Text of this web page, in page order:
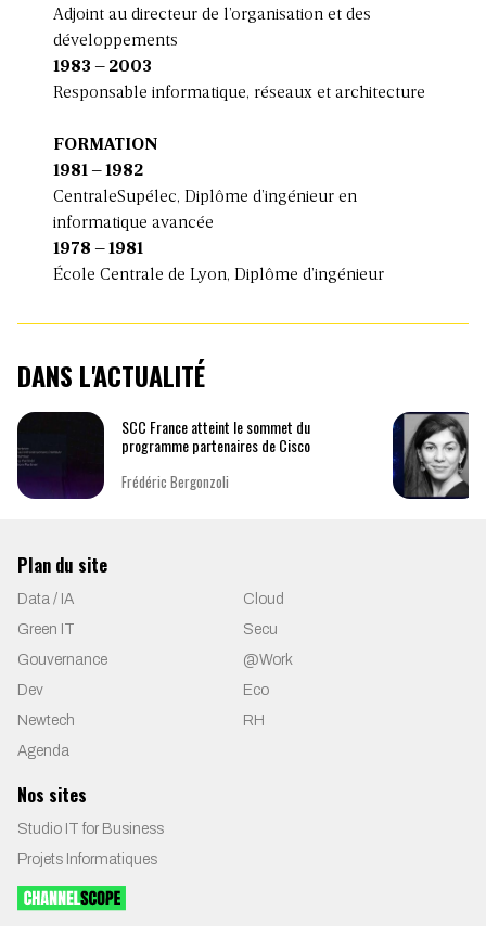
Adjoint au directeur de l’organisation et des
développements
1983 – 2003
Responsable informatique, réseaux et architecture
FORMATION
1981 – 1982
CentraleSupélec, Diplôme d’ingénieur en
informatique avancée
1978 – 1981
École Centrale de Lyon, Diplôme d’ingénieur
DANS L'ACTUALITÉ
SCC France atteint le sommet du
programme partenaires de Cisco
Frédéric Bergonzoli
Plan du site
Data / IA
Cloud
Green IT
Secu
Gouvernance
@Work
Dev
Eco
Newtech
RH
Agenda
Nos sites
Studio IT for Business
Projets Informatiques